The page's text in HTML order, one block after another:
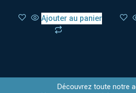
Ajouter au panier
Découvrez toute notre